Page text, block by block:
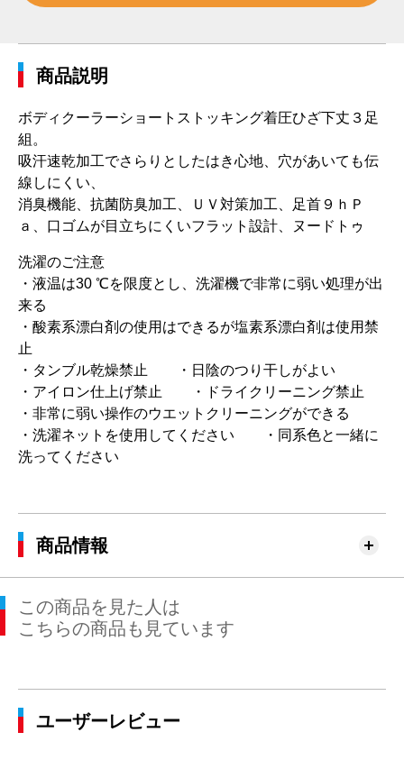
商品説明
ボディクーラーショートストッキング着圧ひざ下丈３足
組。
吸汗速乾加工でさらりとしたはき心地、穴があいても伝
線しにくい、
消臭機能、抗菌防臭加工、ＵＶ対策加工、足首９ｈＰ
ａ、口ゴムが目立ちにくいフラット設計、ヌードトゥ
洗濯のご注意
・液温は30 ℃を限度とし、洗濯機で非常に弱い処理が出
来る
・酸素系漂白剤の使用はできるが塩素系漂白剤は使用禁
止
・タンブル乾燥禁止 ・日陰のつり干しがよい
・アイロン仕上げ禁止 ・ドライクリーニング禁止
・非常に弱い操作のウエットクリーニングができる
・洗濯ネットを使用してください ・同系色と一緒に
洗ってください
商品情報
この商品を見た人は
こちらの商品も見ています
ユーザーレビュー